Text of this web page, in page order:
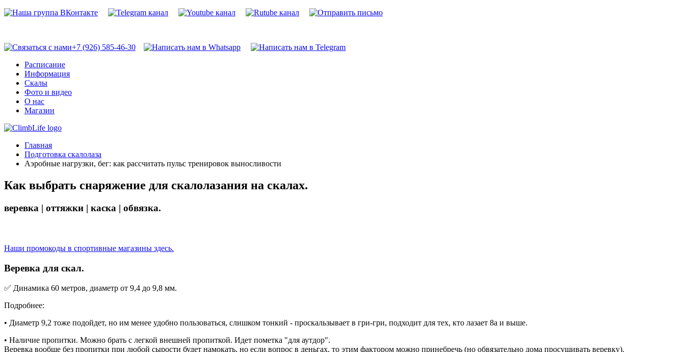
+7 (926) 585-46-30
Расписание
Информация
Скалы
Фото и видео
О нас
Магазин
Главная
Подготовка скалолаза
Аэробные нагрузки, бег: как рассчитать пульс тренировок выносливости
Как выбрать снаряжение для скалолазания на скалах.
веревка | оттяжки | каска | обвязка.
Наши промокоды в спортивные магазины здесь.
Веревка для скал.
✅ Динамика 60 метров, диаметр от 9,4 до 9,8 мм.
Подробнее:
• Диаметр 9,2 тоже подойдет, но им менее удобно пользоваться, слишком тонкий - проскальзывает в гри-гри, подходит для тех, кто лазает 8а и выше.
• Наличие пропитки. Можно брать с легкой внешней пропиткой. Идет пометка "для аутдор".
Веревка вообще без пропитки при любой сырости будет намокать, но если вопрос в деньгах, то этим фактором можно принебречь (но обвязательно дома просушивать веревку).